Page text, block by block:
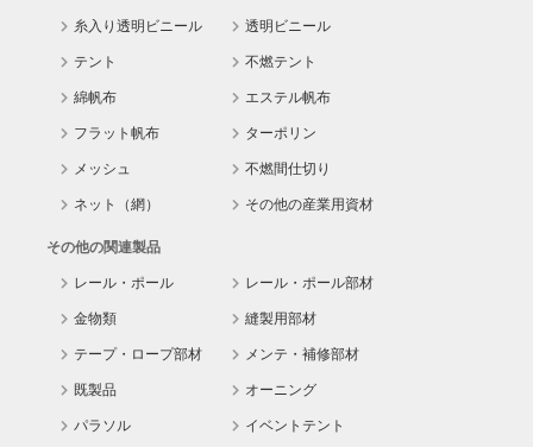
糸入り透明ビニール 透明ビニール
テント 不燃テント
綿帆布 エステル帆布
フラット帆布 ターポリン
メッシュ 不燃間仕切り
ネット（網） その他の産業用資材
その他の関連製品
レール・ポール レール・ポール部材
金物類 縫製用部材
テープ・ロープ部材 メンテ・補修部材
既製品 オーニング
パラソル イベントテント